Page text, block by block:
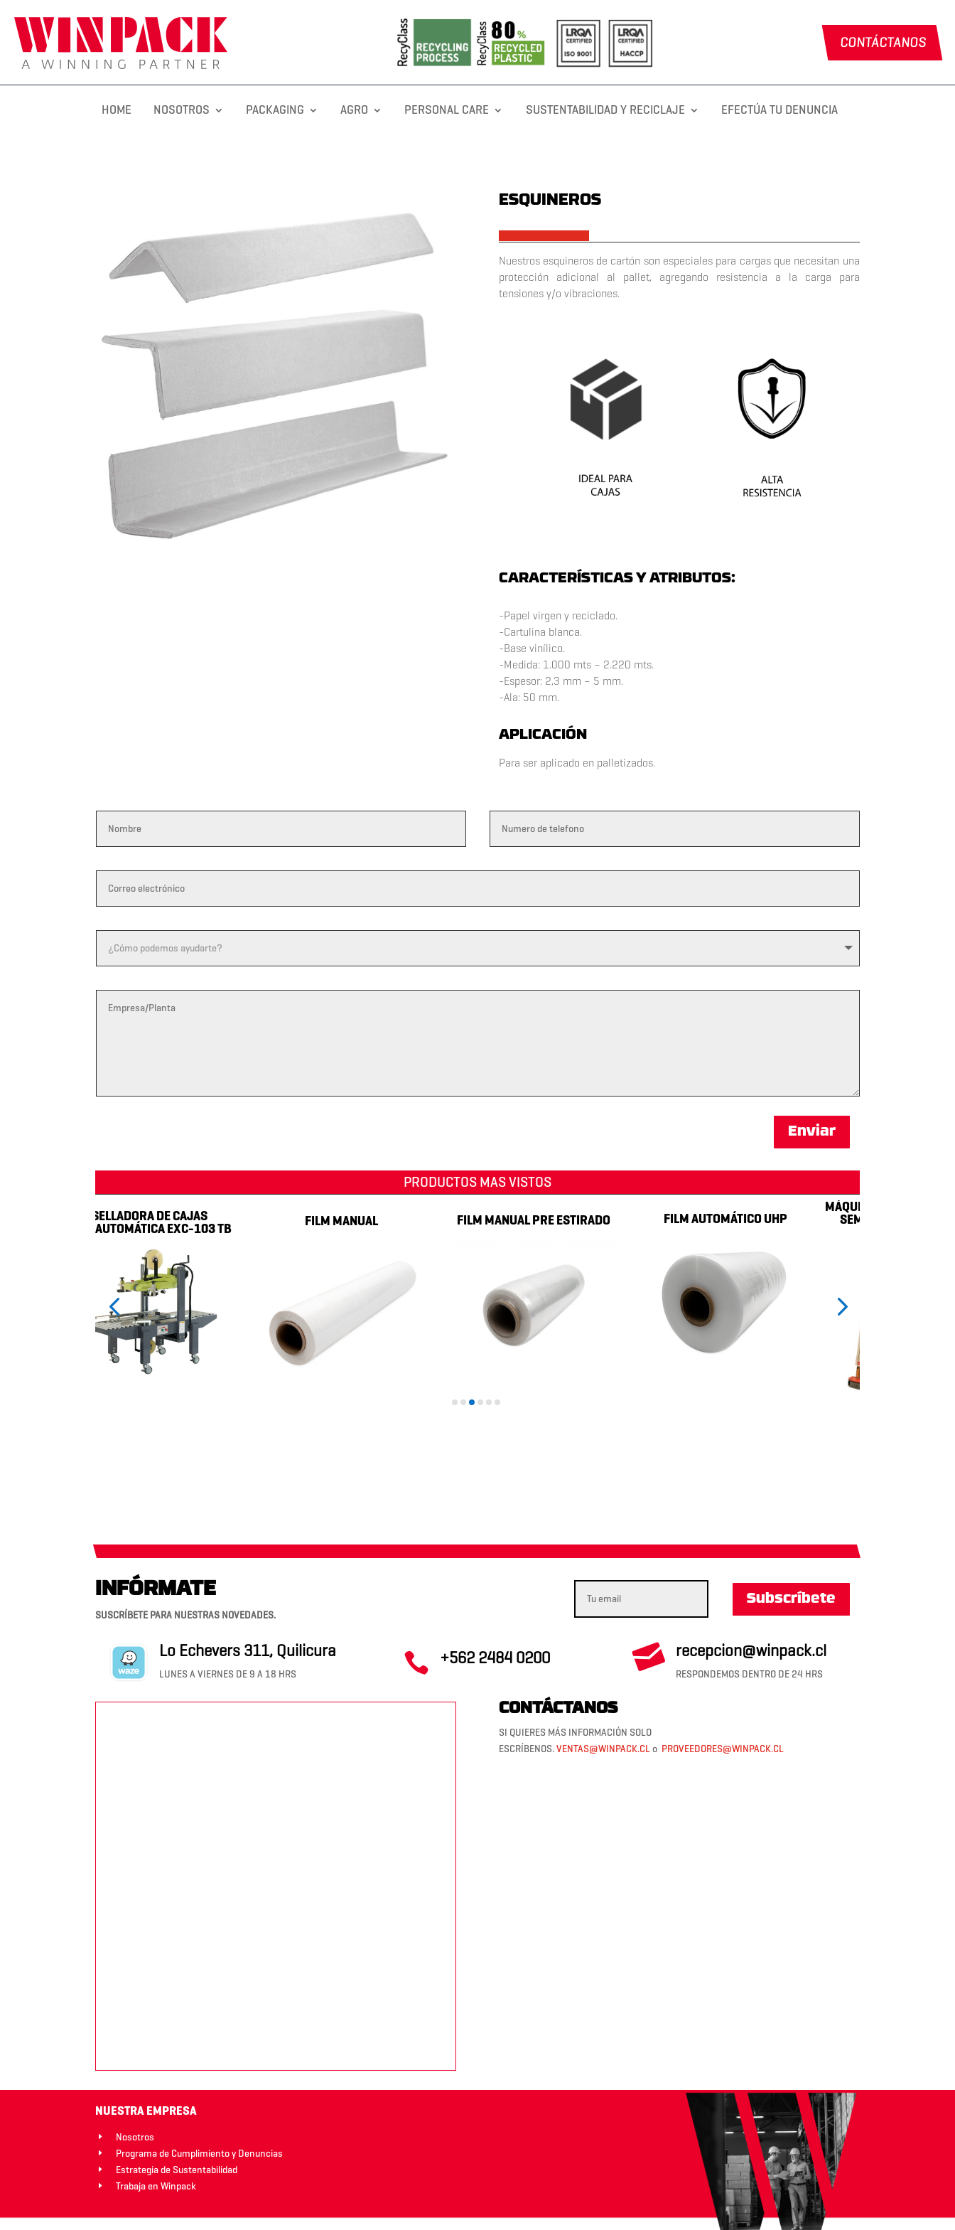
CONTÁCTANOS
HOME NOSOTROS PACKAGING AGRO PERSONAL CARE SUSTENTABILIDAD Y RECICLAJE EFECTÚA TU DENUNCIA
ESQUINEROS
Nuestros esquineros de cartón son especiales para cargas que necesitan una
protección adicional al pallet, agregando resistencia a la carga para
tensiones y/o vibraciones.
CARACTERÍSTICAS Y ATRIBUTOS:
-Papel virgen y reciclado.
-Cartulina blanca.
-Base vinílico.
-Medida: 1.000 mts – 2.220 mts.
-Espesor: 2,3 mm – 5 mm.
-Ala: 50 mm.
APLICACIÓN
Para ser aplicado en palletizados.
Enviar
PRODUCTOS MAS VISTOS
SELLADORA DE CAJAS
SEMIAUTOMÁTICA EXC-103 TB
FILM MANUAL FILM MANUAL PRE ESTIRADO FILM AUTOMÁTICO UHP
MÁQUINA ENVOLVEDORA DE
SEMI AUTOMÁTICA EXP –
INFÓRMATE
SUSCRÍBETE PARA NUESTRAS NOVEDADES.
Subscríbete
Lo Echevers 311, Quilicura
LUNES A VIERNES DE 9 A 18 HRS  +562 2484 0200  recepcion@winpack.cl
RESPONDEMOS DENTRO DE 24 HRS
CONTÁCTANOS
SI QUIERES MÁS INFORMACIÓN SOLO
ESCRÍBENOS.VENTAS@WINPACK.CLo PROVEEDORES@WINPACK.CL
NUESTRA EMPRESA
E Nosotros
E Programa de Cumplimiento y Denuncias
E Estrategia de Sustentabilidad
E Trabaja en Winpack